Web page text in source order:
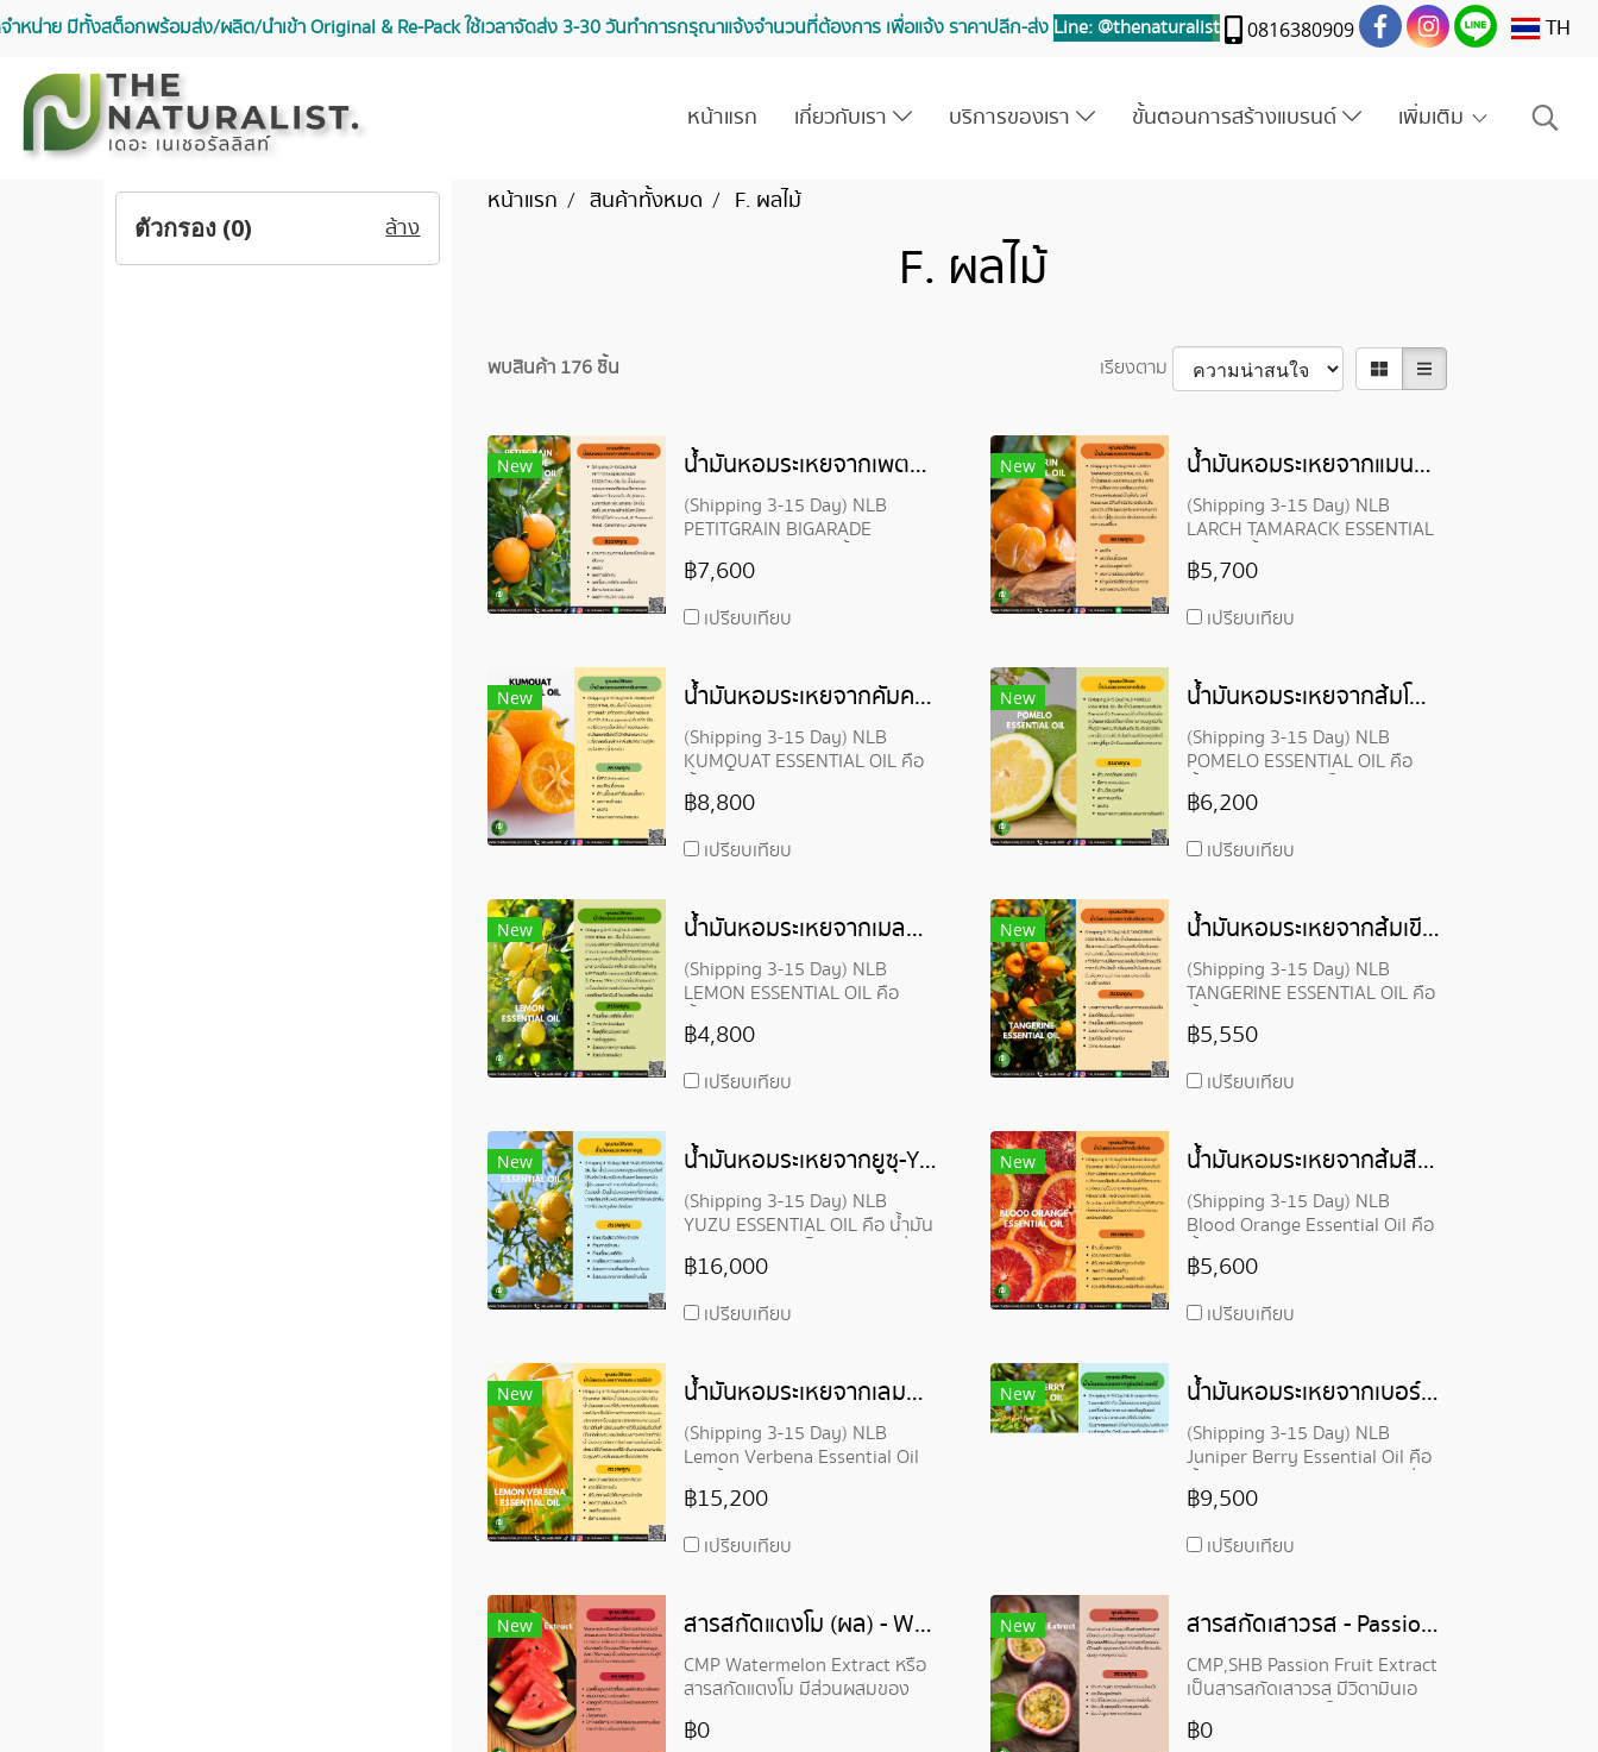
น่าย มีทั้งสต็อกพร้อมส่ง/ผลิต/นำเข้า Original & Re-Pack ใช้เวลาจัดส่ง 3-30 วันทำการ กรุณาแจ้งจำนวนที่ต้องการ เพื่อแจ้ง ราคาปลีก-ส่ง Line: @thenaturalist 0816380909 TH
หน้าแรก เกี่ยวกับเรา บริการของเรา ขั้นตอนการสร้างแบรนด์ เพิ่มเติม
หน้าแรก สินค้าทั้งหมด F. ผลไม้
F. ผลไม้
พบสินค้า 176 ชิ้น เรียงตาม
New น้ำมันหอมระเหยจากเพตติเกรน-PETITGRAINBIGARADE ESSENTIAL OIL
(Shipping 3-15 Day) NLB
PETITGRAIN BIGARADE
ESSENTIAL OIL คือ น้ำมันหอม
ระเหยจากเพตติเกรน บีการาเรด
฿7,600
เปรียบเทียบ
New น้ำมันหอมระเหยจากแมนดาริน-MANDARIN ESSENTIAL OIL
(Shipping 3-15 Day) NLB
LARCH TAMARACK ESSENTIAL
OIL คือ น้ำมันหอมระเหยจากแมน
ดาริน สกัดจาก เปลือก ของ ผลส้ม
฿5,700
เปรียบเทียบ
New น้ำมันหอมระเหยจากคัมควอต-KUMQUAT ESSENTIAL OIL
(Shipping 3-15 Day) NLB
KUMQUAT ESSENTIAL OIL คือ
น้ำมันหอมระเหยจากเคลล่า สกัด
จาก เปลือก ของผลคัมควัท
฿8,800
เปรียบเทียบ
New น้ำมันหอมระเหยจากส้มโอ-POMELO ESSENTIAL OIL
(Shipping 3-15 Day) NLB
POMELO ESSENTIAL OIL คือ
น้ำมันหอมระเหยส้มโอ Pomelo
หรือ Pummelo
฿6,200
เปรียบเทียบ
New น้ำมันหอมระเหยจากเมลอน-LEMON ESSENTIAL OIL
(Shipping 3-15 Day) NLB
LEMON ESSENTIAL OIL คือ
น้ำมันหอมระเหยเลมอน สกัดจาก
เปลือกของมะนาวสายพันธ์ุ Citrus
฿4,800
เปรียบเทียบ
New น้ำมันหอมระเหยจากส้มเขียวหวาน-TANGERINE ESSENTIAL OIL
(Shipping 3-15 Day) NLB
TANGERINE ESSENTIAL OIL คือ
น้ำมันหอมระเหยจากส้มเขียวหวาน
เป็นผลไม้ตระกูลส้มที่มีกลิ่นหอม
฿5,550
เปรียบเทียบ
New น้ำมันหอมระเหยจากยูซุ-YUZU ESSENTIAL OIL
(Shipping 3-15 Day) NLB
YUZU ESSENTIAL OIL คือ น้ำมัน
หอมระเหยยูซุ ผลไม้ตระกูลส้มที่มี
ถิ่นกำเนิดในเอเชียตะวันออก โดย
฿16,000
เปรียบเทียบ
New น้ำมันหอมระเหยจากส้มสีเลือด-BLOOD ORANGE ESSENTIAL OIL
(Shipping 3-15 Day) NLB
Blood Orange Essential Oil คือ
น้ำมันหอมระเหยจากส้มสีเลือด
ผลิตด้วยกระบวนการสกัดเย็นจาก
฿5,600
เปรียบเทียบ
New น้ำมันหอมระเหยจากเลมอนเวอร์บีน่า-LEMON VERBENA ESSENTIAL OIL
(Shipping 3-15 Day) NLB
Lemon Verbena Essential Oil
คือ น้ำมันเลมอนเวอร์บีนาเป็น
น้ำมันหอมระเหยที่ได้มาจากใบของ
฿15,200
เปรียบเทียบ
New น้ำมันหอมระเหยจากเบอร์รี่-JUNIPER BERRY ESSENTIAL OIL
(Shipping 3-15 Day) NLB
Juniper Berry Essential Oil คือ
น้ำมันหอมระเหยจูนิเปอร์ เบอร์รี่
สกัดมาจาก ผล ของต้นจูนิเพอร์
วงศ์สน
฿9,500
เปรียบเทียบ
New สารสกัดแตงโม (ผล) - Watermelon Extract
CMP Watermelon Extract หรือ
สารสกัดแตงโม มีส่วนผสมของ
วิตามินซี วิตามินเอ วิตามินบีรวม
แคลเซียม เหล็ก แมกนีเซียม
฿0
New สารสกัดเสาวรส - Passion Fruit Extract
CMP,SHB Passion Fruit Extract
เป็นสารสกัดเสาวรส มีวิตามินเอ
ค่อนข้างสูง สารแคโรทีนอยด์ มี
คุณสมบัติช่วยบำรุงสายตาและผิว
฿0
ตัวกรอง (0) ล้าง